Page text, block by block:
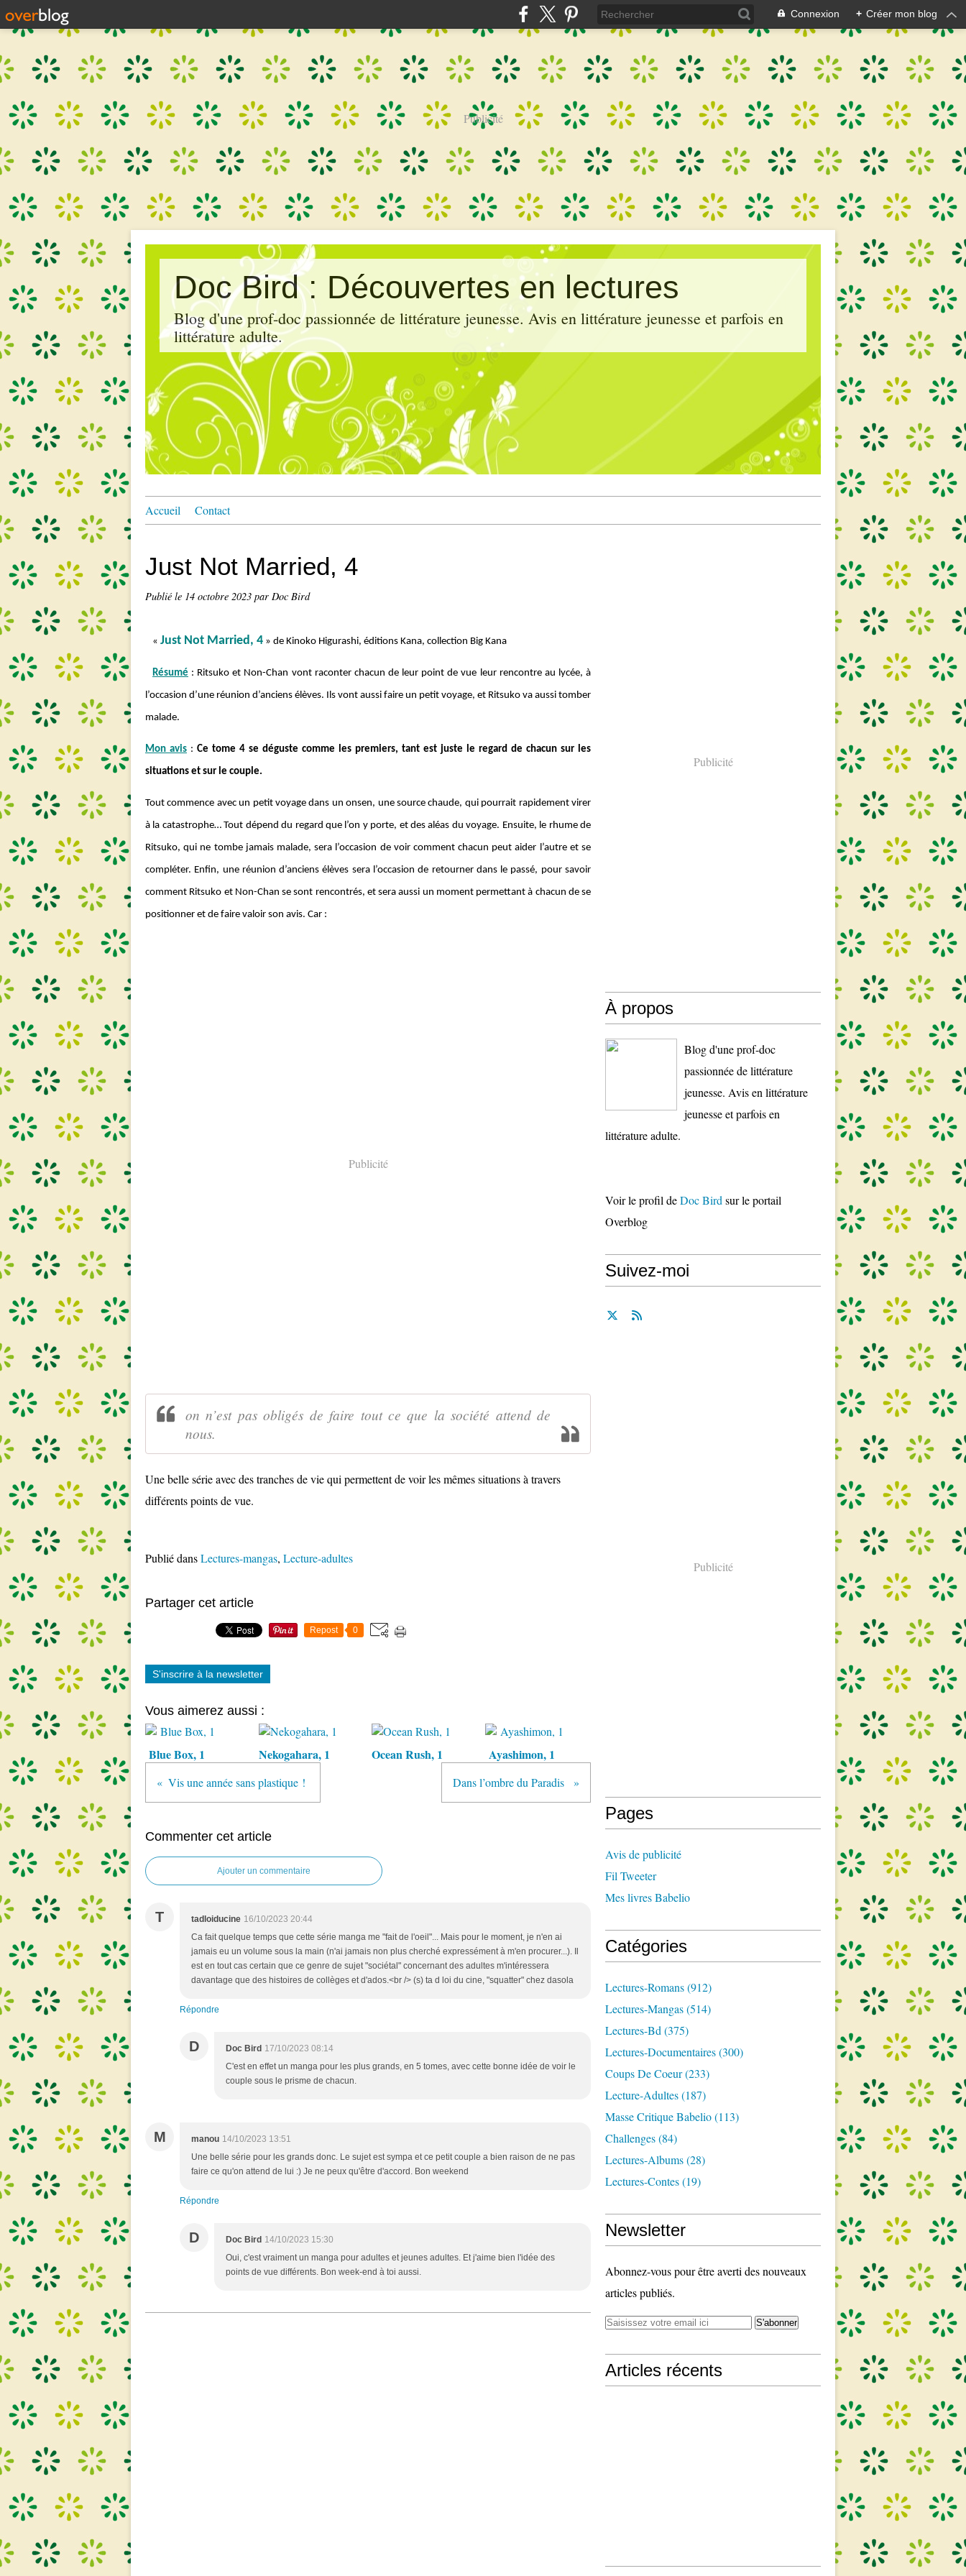
Connexion + Créer mon blog
Publicité
Doc Bird : Découvertes en lectures
Blog d'une prof-doc passionnée de littérature jeunesse. Avis en littérature jeunesse et parfois en
littérature adulte.
Accueil Contact
Just Not Married, 4
Publié le 14 octobre 2023 par Doc Bird
« Just Not Married, 4 » de Kinoko Higurashi, éditions Kana, collection Big Kana
Résumé : Ritsuko et Non-Chan vont raconter chacun de leur point de vue leur rencontre au lycée, à
l’occasion d’une réunion d’anciens élèves. Ils vont aussi faire un petit voyage, et Ritsuko va aussi tomber
malade.
Mon avis : Ce tome 4 se déguste comme les premiers, tant est juste le regard de chacun sur les
situations et sur le couple.
Tout commence avec un petit voyage dans un onsen, une source chaude, qui pourrait rapidement virer
à la catastrophe… Tout dépend du regard que l’on y porte, et des aléas du voyage. Ensuite, le rhume de
Ritsuko, qui ne tombe jamais malade, sera l’occasion de voir comment chacun peut aider l’autre et se
compléter. Enfin, une réunion d’anciens élèves sera l’occasion de retourner dans le passé, pour savoir
comment Ritsuko et Non-Chan se sont rencontrés, et sera aussi un moment permettant à chacun de se
positionner et de faire valoir son avis. Car :
Publicité
on n’est pas obligés de faire tout ce que la société attend de
nous.
Une belle série avec des tranches de vie qui permettent de voir les mêmes situations à travers
différents points de vue.
Publié dansLectures-mangas, Lecture-adultes
Partager cet article
Repost 0
S'inscrire à la newsletter
Vous aimerez aussi :
Blue Box, 1 Nekogahara, 1 Ocean Rush, 1 Ayashimon, 1
Vis une année sans plastique ! Dans l’ombre du Paradis
Commenter cet article
Ajouter un commentaire
T tadloiducine 16/10/2023 20:44
Ca fait quelque temps que cette série manga me "fait de l'oeil"... Mais pour le moment, je n'en ai
jamais eu un volume sous la main (n'ai jamais non plus cherché expressément à m'en procurer...). Il
est en tout cas certain que ce genre de sujet "sociétal" concernant des adultes m'intéressera
davantage que des histoires de collèges et d'ados.<br /> (s) ta d loi du cine, "squatter" chez dasola
Répondre
D Doc Bird 17/10/2023 08:14
C'est en effet un manga pour les plus grands, en 5 tomes, avec cette bonne idée de voir le
couple sous le prisme de chacun.
M manou 14/10/2023 13:51
Une belle série pour les grands donc. Le sujet est sympa et ce petit couple a bien raison de ne pas
faire ce qu'on attend de lui :) Je ne peux qu'être d'accord. Bon weekend
Répondre
D Doc Bird 14/10/2023 15:30
Oui, c'est vraiment un manga pour adultes et jeunes adultes. Et j'aime bien l'idée des
points de vue différents. Bon week-end à toi aussi.
Publicité
À propos
Blog d'une prof-doc
passionnée de littérature
jeunesse. Avis en littérature
jeunesse et parfois en
littérature adulte.
Voir le profil deDoc Bird sur le portail
Overblog
Suivez-moi
Publicité
Pages
Avis de publicité
Fil Tweeter
Mes livres Babelio
Catégories
Lectures-Romans(912)
Lectures-Mangas(514)
Lectures-Bd (375)
Lectures-Documentaires(300)
Coups De Coeur(233)
Lecture-Adultes(187)
Masse Critique Babelio(113)
Challenges(84)
Lectures-Albums(28)
Lectures-Contes(19)
Newsletter
Abonnez-vous pour être averti des nouveaux
articles publiés.
Articles récents